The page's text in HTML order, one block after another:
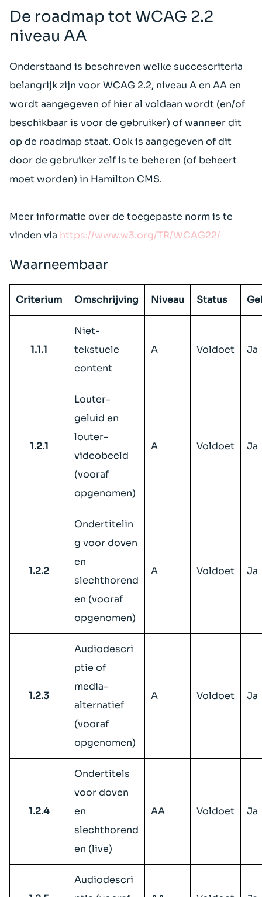
De roadmap tot WCAG 2.2
niveau AA
Onderstaand is beschreven welke succescriteria
belangrijk zijn voor WCAG 2.2, niveau A en AA en
wordt aangegeven of hier al voldaan wordt (en/of
beschikbaar is voor de gebruiker) of wanneer dit
op de roadmap staat. Ook is aangegeven of dit
door de gebruiker zelf is te beheren (of beheert
moet worden) in Hamilton CMS.
Meer informatie over de toegepaste norm is te
vinden via https://www.w3.org/TR/WCAG22/
Waarneembaar
Criterium Omschrijving Niveau Status
1.1.1
Niet-
tekstuele
content
A Voldoet Ja
1.2.1
Louter-
geluid en
louter-
videobeeld
(vooraf
opgenomen)
A Voldoet Ja
1.2.2
Ondertitelin
g voor doven
en
slechthorend
en (vooraf
opgenomen)
A Voldoet Ja
1.2.3
Audiodescri
ptie of
media-
alternatief
(vooraf
opgenomen)
A Voldoet Ja
1.2.4
Ondertitels
voor doven
en
slechthorend
en (live)
AA Voldoet Ja
Audiodescri